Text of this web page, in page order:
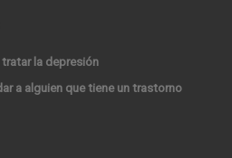
tratar la depresión
a alguien que tiene un trastorno